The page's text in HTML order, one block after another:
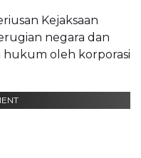
Kejaksaan
negara dan
oleh korporasi